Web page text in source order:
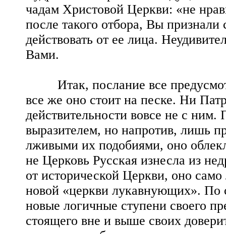
чадам Христовой Церкви: «не
после такого отбора, Вы
действовать от ее лица.
Вами.
Итак, послание все
все же оно стоит на песке. Ни
действительности вовсе не с ним.
выразителем, но напротив, лишь
лживыми их подобиями, оно
не Церковь Русская изнесла из
от исторической Церкви, оно
новой «церкви лукавнующих». По
новые логичные ступени своего
стоящего вне и выше своих